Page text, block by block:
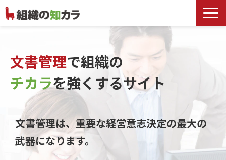
文書管理サービス
お役立ち記事
記事カテゴリ一覧
よくあるお問合せ
文書管理で組織の
チカラを強くするサイト
文書管理は、重要な経営意志決定の最大の
武器になります。